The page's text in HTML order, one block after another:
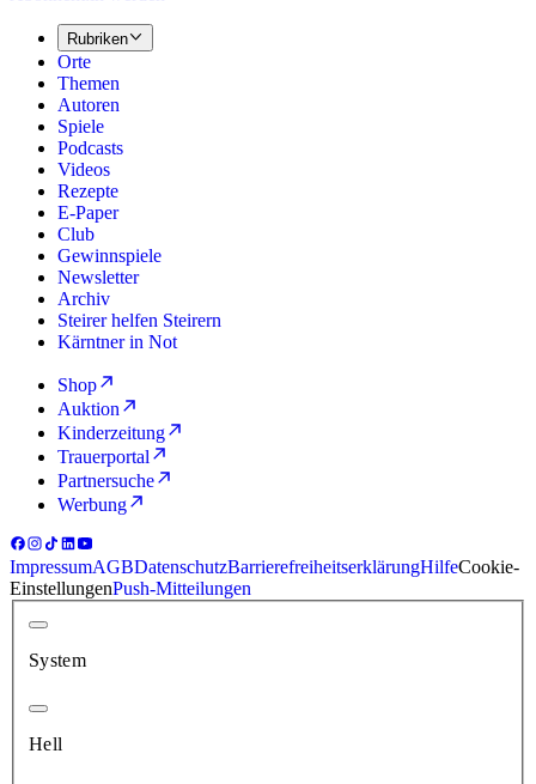
Rubriken
Orte
Themen
Autoren
Spiele
Podcasts
Videos
Rezepte
E-Paper
Club
Gewinnspiele
Newsletter
Archiv
Steirer helfen Steirern
Kärntner in Not
Shop
Auktion
Kinderzeitung
Trauerportal
Partnersuche
Werbung
ImpressumAGBDatenschutzBarrierefreiheitserklärungHilfeCookie-
EinstellungenPush-Mitteilungen
System
Hell